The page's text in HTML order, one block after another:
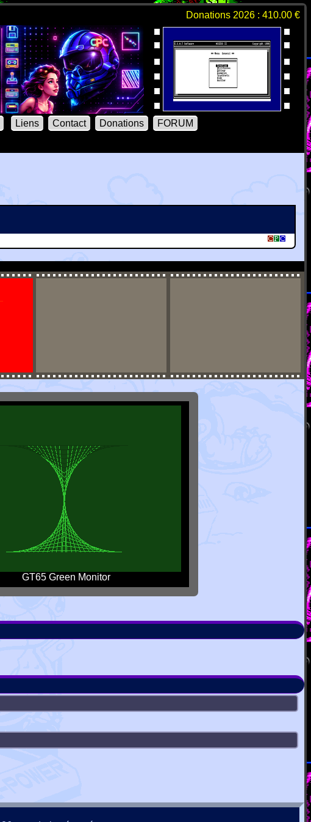
Donations 2026 : 410.00 €
Liens Contact Donations
FORUM
GT65 Green Monitor